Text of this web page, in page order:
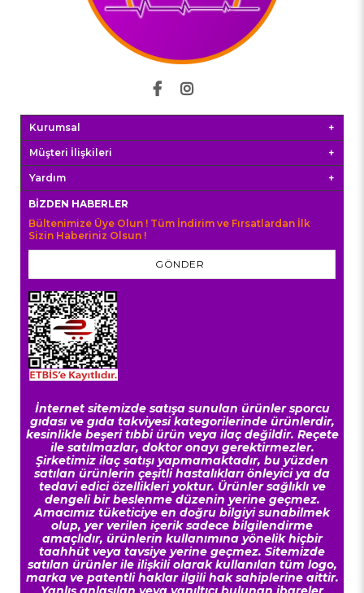
Kurumsal
Müşteri İlişkileri
Yardım
BIZDEN HABERLER
Bültenimize Üye Olun ! Tüm İndirim ve Fırsatlardan İlk
Sizin Haberiniz Olsun !
GÖNDER
İnternet sitemizde satışa sunulan ürünler sporcu
gıdası ve gıda takviyesi kategorilerinde ürünlerdir,
kesinlikle beşeri tıbbi ürün veya ilaç değildir. Reçete
ile satılmazlar, doktor onayı gerektirmezler.
Şirketimiz ilaç satışı yapmamaktadır, bu yüzden
satılan ürünlerin çeşitli hastalıkları önleyici ya da
tedavi edici özellikleri yoktur. Ürünler sağlıklı ve
dengeli bir beslenme düzenin yerine geçmez.
Amacımız tüketiciye en doğru bilgiyi sunabilmek
olup, yer verilen içerik sadece bilgilendirme
amaçlıdır, ürünlerin kullanımına yönelik hiçbir
taahhüt veya tavsiye yerine geçmez. Sitemizde
satılan ürünler ile ilişkili olarak kullanılan tüm logo,
marka ve patentli haklar ilgili hak sahiplerine aittir.